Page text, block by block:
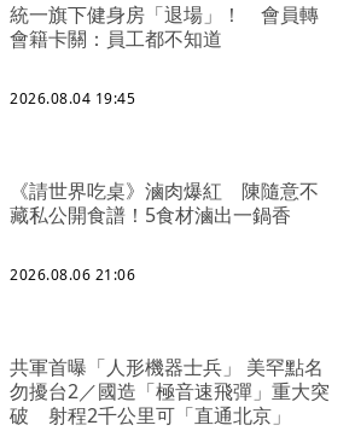
統一旗下健身房「退場」！ 會員轉
會籍卡關：員工都不知道
2026.08.04 19:45
《請世界吃桌》滷肉爆紅 陳隨意不
藏私公開食譜！5食材滷出一鍋香
2026.08.06 21:06
共軍首曝「人形機器士兵」 美罕點名
勿擾台2／國造「極音速飛彈」重大突
破 射程2千公里可「直通北京」